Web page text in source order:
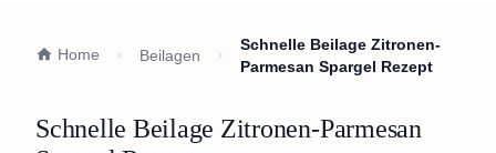
Home Beilagen
Schnelle Beilage Zitronen-
Parmesan Spargel Rezept
Schnelle Beilage Zitronen-Parmesan